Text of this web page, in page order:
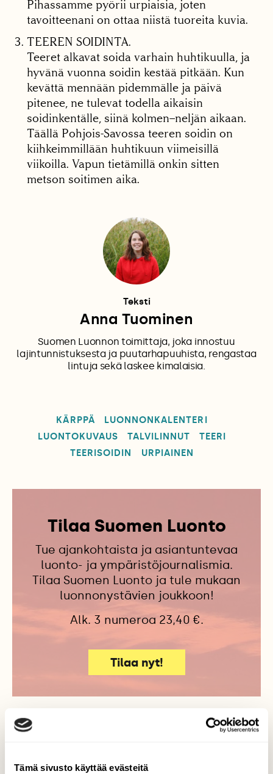
Tämä sivusto käyttää evästeitä
Pihassamme pyörii urpiaisia, joten
tavoitteenani on ottaa niistä tuoreita kuvia.
TEEREN SOIDINTA.
Teeret alkavat soida varhain huhtikuulla, ja
hyvänä vuonna soidin kestää pitkään. Kun
kevättä mennään pidemmälle ja päivä
pitenee, ne tulevat todella aikaisin
soidinkentälle, siinä kolmen–neljän aikaan.
Täällä Pohjois-Savossa teeren soidin on
kiihkeimmillään huhtikuun viimeisillä
viikoilla. Vapun tietämillä onkin sitten
metson soitimen aika.
Teksti
Anna Tuominen
Suomen Luonnon toimittaja, joka innostuu
lajintunnistuksesta ja puutarhapuuhista, rengastaa
lintuja sekä laskee kimalaisia.
KÄRPPÄ
LUONNONKALENTERI
LUONTOKUVAUS
TALVILINNUT
TEERI
TEERISOIDIN
URPIAINEN
Tilaa Suomen Luonto
Tue ajankohtaista ja asiantuntevaa
luonto- ja ympäristöjournalismia.
Tilaa Suomen Luonto ja tule mukaan
luonnonystävien joukkoon!
Alk. 3 numeroa 23,40 €.
Tilaa nyt!